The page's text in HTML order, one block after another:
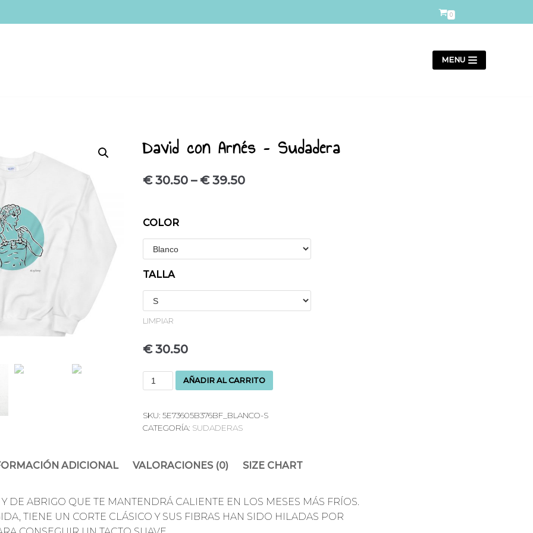
0
MENU
David con Arnés – Sudadera
€30.50– €39.50
COLOR
TALLA
LIMPIAR
€30.50
AÑADIR AL CARRITO
SKU: 5E73605B376BF_BLANCO-S
CATEGORÍA: SUDADERAS
ADICIONAL VALORACIONES (0) SIZE CHART
DE ABRIGO QUE TE MANTENDRÁ CALIENTE EN LOS MESES MÁS FRÍOS.
TIENE UN CORTE CLÁSICO Y SUS FIBRAS HAN SIDO HILADAS POR